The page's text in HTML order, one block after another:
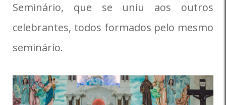
Seminário, que se uniu aos outros
celebrantes, todos formados pelo mesmo
seminário.